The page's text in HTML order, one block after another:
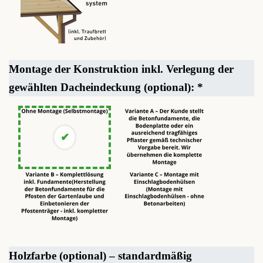
Montage der Konstruktion inkl. Verlegung der
gewählten Dacheindeckung (optional): *
Holzfarbe (optional) – standardmäßig